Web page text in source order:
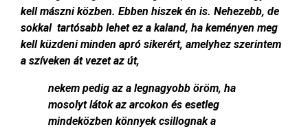
kell mászni közben. Ebben hiszek én is. Nehezebb, de
sokkal tartósabb lehet ez a kaland, ha keményen meg
kell küzdeni minden apró sikerért, amelyhez szerintem
a szíveken át vezet az út,
nekem pedig az a legnagyobb öröm, ha
mosolyt látok az arcokon és esetleg
mindeközben könnyek csillognak a